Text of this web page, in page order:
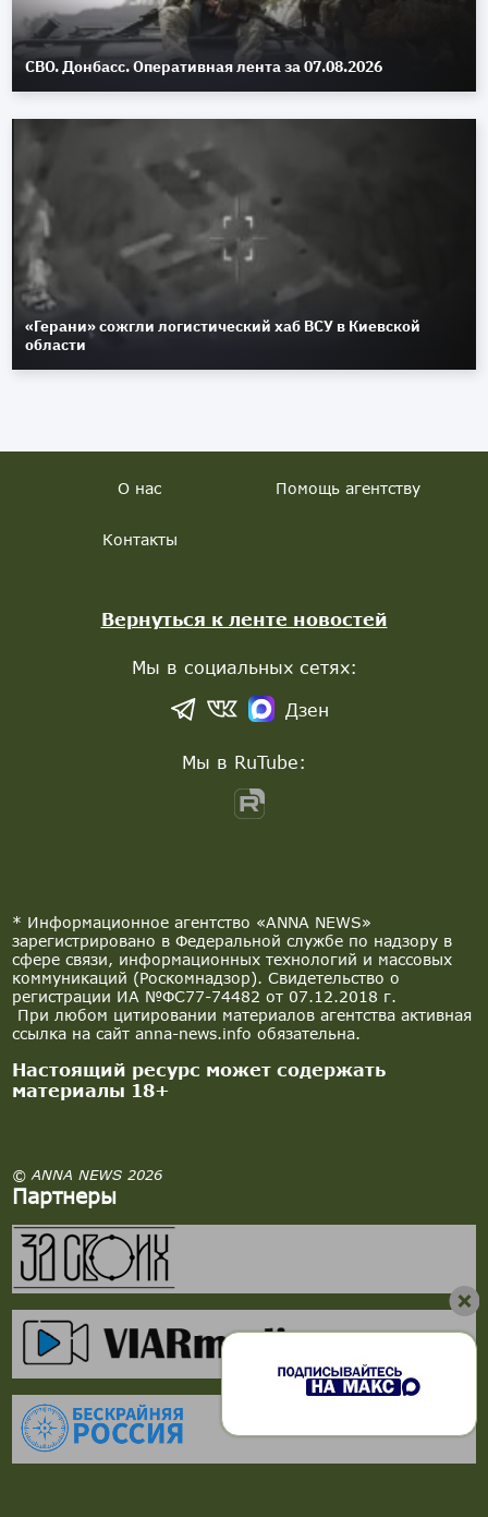
СВО. Донбасс. Оперативная лента за 07.08.2026
«Герани» сожгли логистический хаб ВСУ в Киевской
области
* Информационное агентство «ANNA NEWS»
зарегистрировано в Федеральной службе по надзору в
сфере связи, информационных технологий и массовых
коммуникаций (Роскомнадзор). Свидетельство о
регистрации ИА №ФС77-74482 от 07.12.2018 г.
При любом цитировании материалов агентства активная
ссылка на сайт anna-news.info обязательна.
Настоящий ресурс может содержать
материалы 18+
© ANNA NEWS 2026
Партнеры
О нас Помощь агентству
Контакты
Вернуться к ленте новостей
Мы в социальных сетях:
Дзен
Мы в RuTube: